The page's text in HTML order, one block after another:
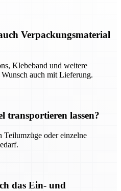
Verpackungsmaterial
Klebeband und weitere
auch mit Lieferung.
transportieren lassen?
oder einzelne
das Ein- und